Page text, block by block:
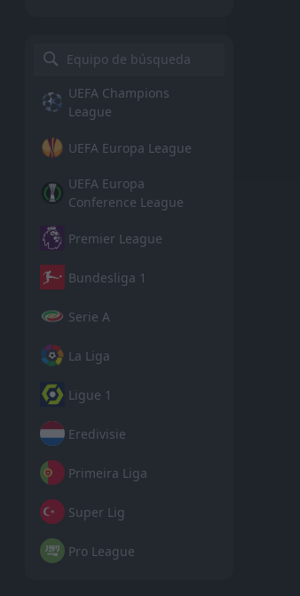
UEFA Champions
League
UEFA Europa League
UEFA Europa
Conference League
Premier League
Bundesliga 1
Serie A
La Liga
Ligue 1
Eredivisie
Primeira Liga
Super Lig
Pro League